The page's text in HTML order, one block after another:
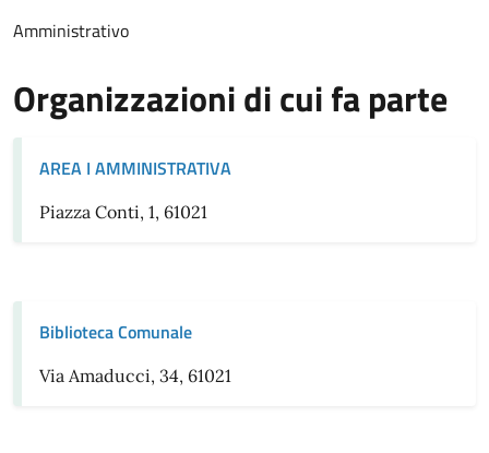
Amministrativo
Organizzazioni di cui fa parte
AREA I AMMINISTRATIVA
Piazza Conti, 1, 61021
Biblioteca Comunale
Via Amaducci, 34, 61021